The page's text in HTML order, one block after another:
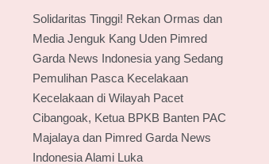
Solidaritas Tinggi! Rekan Ormas dan
Media Jenguk Kang Uden Pimred
Garda News Indonesia yang Sedang
Pemulihan Pasca Kecelakaan
Kecelakaan di Wilayah Pacet
Cibangoak, Ketua BPKB Banten PAC
Majalaya dan Pimred Garda News
Indonesia Alami Luka